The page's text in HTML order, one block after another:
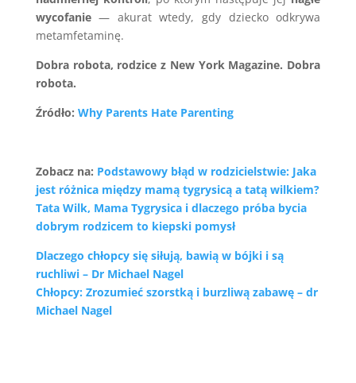
wycofanie— akurat wtedy, gdy dziecko odkrywa
metamfetaminę.
Dobra robota, rodzice z New York Magazine. Dobra
robota.
Źródło: Why Parents Hate Parenting
Zobacz na: Podstawowy błąd w rodzicielstwie: Jaka
jest różnica między mamą tygrysicą a tatą wilkiem?
Tata Wilk, Mama Tygrysica i dlaczego próba bycia
dobrym rodzicem to kiepski pomysł
Dlaczego chłopcy się siłują, bawią w bójki i są
ruchliwi – Dr Michael Nagel
Chłopcy: Zrozumieć szorstką i burzliwą zabawę – dr
Michael Nagel